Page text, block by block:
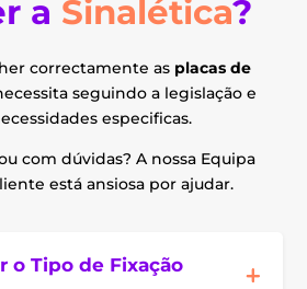
a Sinalética?
correctamente as placas de
seguindo a legislação e
especificas.
com dúvidas? A nossa Equipa
está ansiosa por ajudar.
o Tipo de Fixação